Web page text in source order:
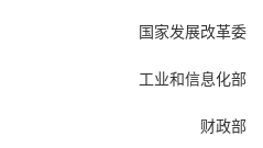
国家发展改革委
工业和信息化部
财政部